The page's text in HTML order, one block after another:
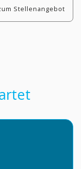
Stellenangebot